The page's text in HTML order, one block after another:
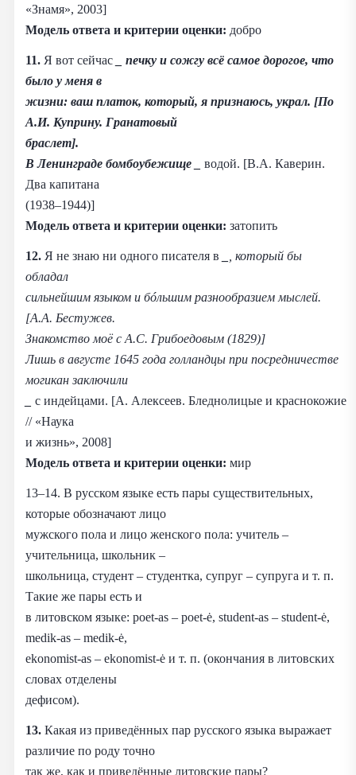
«Знамя», 2003]
Модель ответа и критерии оценки: добро
11. Я вот сейчас
печку и сожгу всё самое дорогое, что
было у меня в
жизни: ваш платок, который, я признаюсь, украл. [По
А.И. Куприну. Гранатовый
браслет].
В Ленинграде бомбоубежище
водой. [В.А. Каверин.
Два капитана
(1938–1944)]
Модель ответа и критерии оценки: затопить
12. Я не знаю ни одного писателя в
, который бы
обладал
сильнейшим языком и бóльшим разнообразием мыслей.
[А.А. Бестужев.
Знакомство моё с А.С. Грибоедовым (1829)]
Лишь в августе 1645 года голландцы при посредничестве
могикан заключили
с индейцами. [А. Алексеев. Бледнолицые и краснокожие
// «Наука
и жизнь», 2008]
Модель ответа и критерии оценки: мир
13–14. В русском языке есть пары существительных,
которые обозначают лицо
мужского пола и лицо женского пола: учитель –
учительница, школьник –
школьница, студент – студентка, супруг – супруга и т. п.
Такие же пары есть и
в литовском языке: poet-as – poet-ė, student-as – student-ė,
medik-as – medik-ė,
ekonomist-as – ekonomist-ė и т. п. (окончания в литовских
словах отделены
дефисом).
13. Какая из приведённых пар русского языка выражает
различие по роду точно
так же, как и приведённые литовские пары?